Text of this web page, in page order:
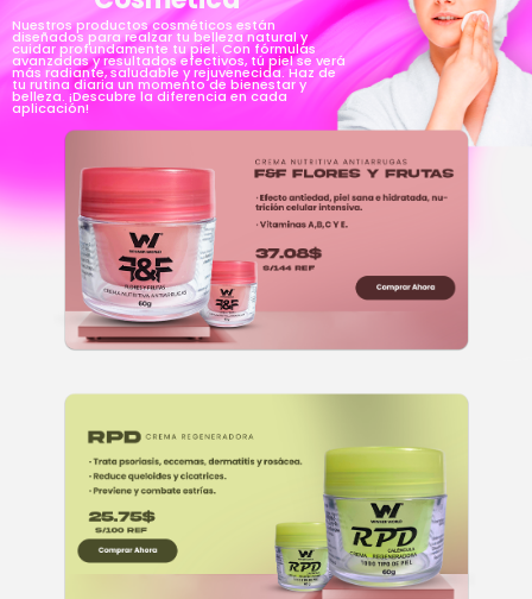
Nuestros productos cosméticos están
diseñados para realzar tu belleza natural y
cuidar profundamente tu piel. Con fórmulas
avanzadas y resultados efectivos, tú piel se verá
más radiante, saludable y rejuvenecida. Haz de
tu rutina diaria un momento de bienestar y
belleza. ¡Descubre la diferencia en cada
aplicación!